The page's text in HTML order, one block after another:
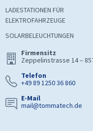
LADESTATIONEN FÜR
ELEKTROFAHRZEUGE
SOLARBELEUCHTUNGEN
Firmensitz
Zeppelinstrasse 14 –
Telefon
+49 89 1250 36 860
E-Mail
mail@tommatech.de